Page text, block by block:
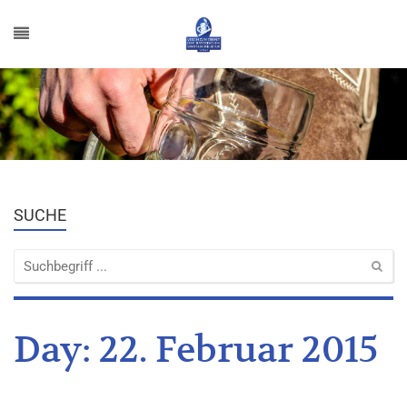
SUCHE
Day: 22. Februar 2015